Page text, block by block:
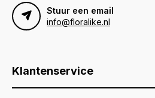
Stuur een email
info@floralike.nl
Klantenservice